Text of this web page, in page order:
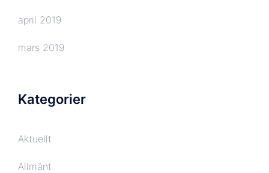
april 2019
mars 2019
Kategorier
Aktuellt
Allmänt